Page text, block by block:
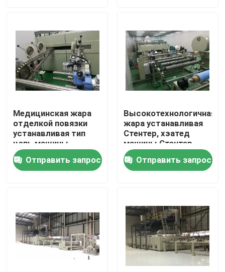
О нас
Путешествие фабрики
Проверка качества
Свяжитесь мы
новости
доводочный станок стентер
Медицинская жара
отделкой повязки
устанавливая тип
цепь машины
Стентер
вертикальный
Отправить запрос
Высокотехнологичная
жара устанавливая
Стентер, хэатед
машины Стентер
ткани электрическое
Отправить запрос